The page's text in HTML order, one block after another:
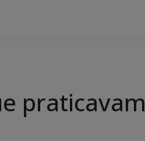
praticavam